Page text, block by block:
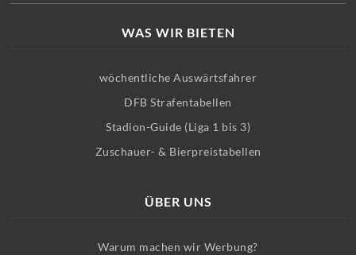
WAS WIR BIETEN
wöchentliche Auswärtsfahrer
DFB Strafentabellen
Stadion-Guide (Liga 1 bis 3)
Zuschauer- & Bierpreistabellen
ÜBER UNS
Warum machen wir Werbung?